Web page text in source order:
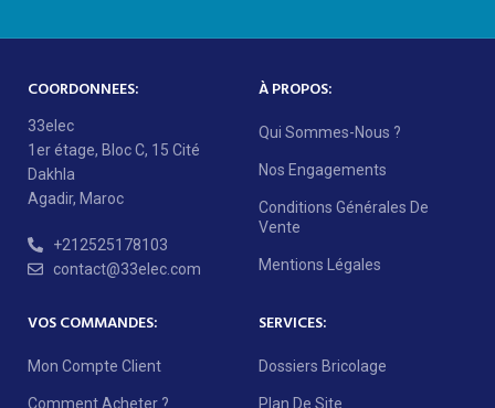
COORDONNEES:
33elec
1er étage, Bloc C, 15 Cité
Dakhla
Agadir, Maroc
+212525178103
contact@33elec.com
À PROPOS:
Qui Sommes-Nous ?
Nos Engagements
Conditions Générales De
Vente
Mentions Légales
VOS COMMANDES:
Mon Compte Client
Comment Acheter ?
SERVICES:
Dossiers Bricolage
Plan De Site